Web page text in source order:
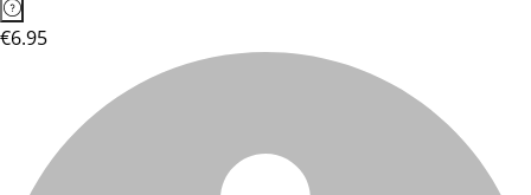
€6.95